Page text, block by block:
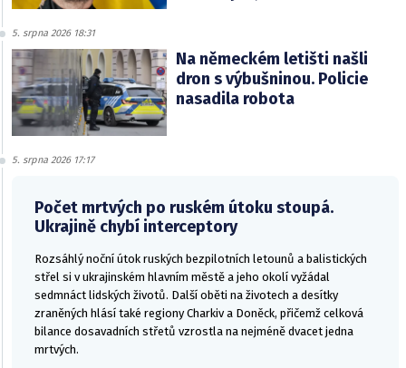
5. srpna 2026 18:31
Na německém letišti našli
dron s výbušninou. Policie
nasadila robota
5. srpna 2026 17:17
Počet mrtvých po ruském útoku stoupá.
Ukrajině chybí interceptory
Rozsáhlý noční útok ruských bezpilotních letounů a balistických
střel si v ukrajinském hlavním městě a jeho okolí vyžádal
sedmnáct lidských životů. Další oběti na životech a desítky
zraněných hlásí také regiony Charkiv a Doněck, přičemž celková
bilance dosavadních střetů vzrostla na nejméně dvacet jedna
mrtvých.